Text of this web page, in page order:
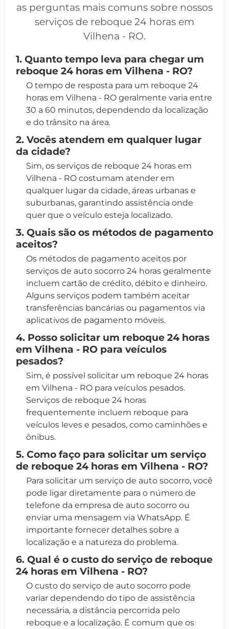
as perguntas mais comuns sobre nossos
serviços de reboque 24 horas em
Vilhena - RO.
1. Quanto tempo leva para chegar um
reboque 24 horas em Vilhena - RO?
O tempo de resposta para um reboque 24
horas em Vilhena - RO geralmente varia entre
30 a 60 minutos, dependendo da localização
e do trânsito na área.
2. Vocês atendem em qualquer lugar
da cidade?
Sim, os serviços de reboque 24 horas em
Vilhena - RO costumam atender em
qualquer lugar da cidade, áreas urbanas e
suburbanas, garantindo assistência onde
quer que o veículo esteja localizado.
3. Quais são os métodos de pagamento
aceitos?
Os métodos de pagamento aceitos por
serviços de auto socorro 24 horas geralmente
incluem cartão de crédito, débito e dinheiro.
Alguns serviços podem também aceitar
transferências bancárias ou pagamentos via
aplicativos de pagamento móveis.
4. Posso solicitar um reboque 24 horas
em Vilhena - RO para veículos
pesados?
Sim, é possível solicitar um reboque 24 horas
em Vilhena - RO para veículos pesados.
Serviços de reboque 24 horas
frequentemente incluem reboque para
veículos leves e pesados, como caminhões e
ônibus.
5. Como faço para solicitar um serviço
de reboque 24 horas em Vilhena - RO?
Para solicitar um serviço de auto socorro, você
pode ligar diretamente para o número de
telefone da empresa de auto socorro ou
enviar uma mensagem via WhatsApp. É
importante fornecer detalhes sobre a
localização e a natureza do problema.
6. Qual é o custo do serviço de reboque
24 horas em Vilhena - RO?
O custo do serviço de auto socorro pode
variar dependendo do tipo de assistência
necessária, a distância percorrida pelo
reboque e a localização. É comum que os